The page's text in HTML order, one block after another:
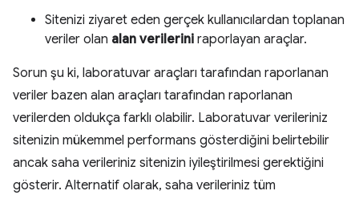
Sitenizi ziyaret eden gerçek kullanıcılardan toplanan
veriler olan alan verilerini raporlayan araçlar.
Sorun şu ki, laboratuvar araçları tarafından raporlanan
veriler bazen alan araçları tarafından raporlanan
verilerden oldukça farklı olabilir. Laboratuvar verileriniz
sitenizin mükemmel performans gösterdiğini belirtebilir
ancak saha verileriniz sitenizin iyileştirilmesi gerektiğini
gösterir. Alternatif olarak, saha verileriniz tüm